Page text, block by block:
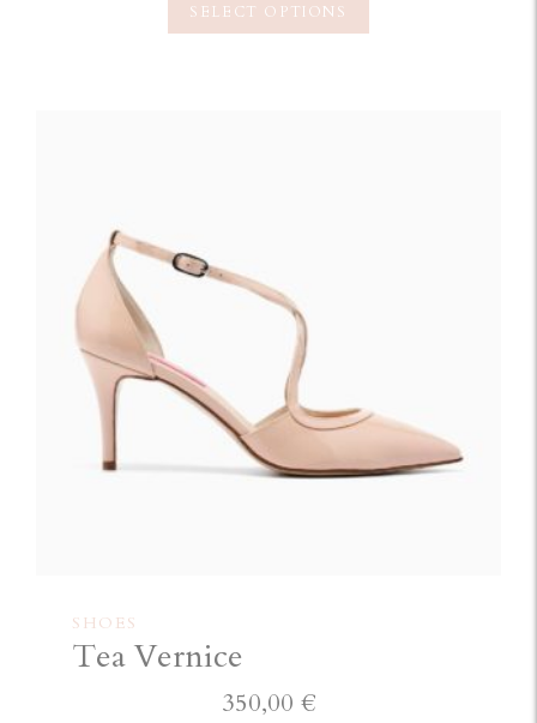
SELECT OPTIONS
SHOES
Tea Vernice
350,00 €